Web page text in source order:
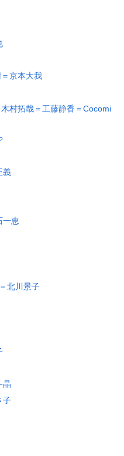
＝京本大我
村拓哉＝工藤静香＝Cocomi
義
一恵
北川景子
晶
子